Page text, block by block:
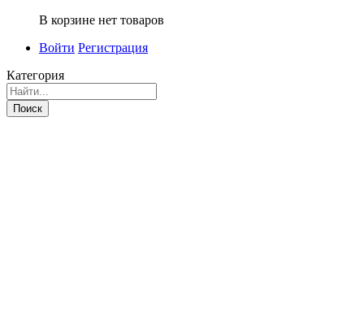
В корзине нет товаров
Войти Регистрация
Категория
Поиск